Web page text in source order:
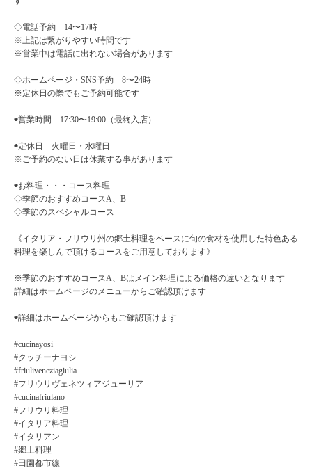
◇電話予約 14〜17時
※上記は繋がりやすい時間です
※営業中は電話に出れない場合があります
◇ホームページ・SNS予約 8〜24時
※定休日の際でもご予約可能です
◉営業時間 17:30〜19:00（最終入店）
◉定休日 火曜日・水曜日
※ご予約のない日は休業する事があります
◉お料理・・・コース料理
◇季節のおすすめコースA、B
◇季節のスペシャルコース
《イタリア・フリウリ州の郷土料理をベースに旬の食材を使用した特色ある
料理を楽しんで頂けるコースをご用意しております》
※季節のおすすめコースA、Bはメイン料理による価格の違いとなります
詳細はホームページのメニューからご確認頂けます
◉詳細はホームページからもご確認頂けます
#cucinayosi
#クッチーナヨシ
#friuliveneziagiulia
#フリウリヴェネツィアジューリア
#cucinafriulano
#フリウリ料理
#イタリア料理
#イタリアン
#郷土料理
#田園都市線